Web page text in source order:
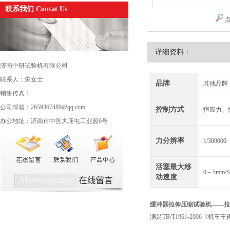
联系我们 Contat Us
济南中研试验机有限公司
联系人：朱女士
销售传真：
公司邮箱：2659367489@qq.com
办公地址：济南市中区大庙屯工业园6号
详细资料：
品牌 其他品牌
控制方式 恒应力、
力分辨率 1/300000
活塞最大移
动速度
0～5mm/S
缓冲器拉伸压缩试验机——拉
满足TB/T1961-2006《机车